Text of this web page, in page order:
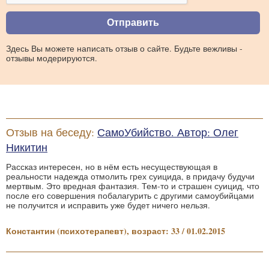
Здесь Вы можете написать отзыв о сайте. Будьте вежливы -
отзывы модерируются.
Отзыв на беседу: СамоУбийство. Автор: Олег
Никитин
Рассказ интересен, но в нём есть несуществующая в
реальности надежда отмолить грех суицида, в придачу будучи
мертвым. Это вредная фантазия. Тем-то и страшен суицид, что
после его совершения побалагурить с другими самоубийцами
не получится и исправить уже будет ничего нельзя.
Константин (психотерапевт), возраст: 33 / 01.02.2015